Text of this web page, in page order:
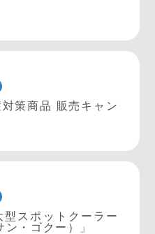
策商品 販売キャン
スポットクーラー
・ゴクー）」